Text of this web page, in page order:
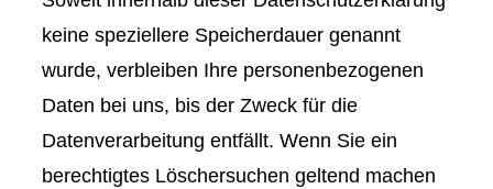
keine speziellere Speicherdauer genannt
wurde, verbleiben Ihre personenbezogenen
Daten bei uns, bis der Zweck für die
Datenverarbeitung entfällt. Wenn Sie ein
berechtigtes Löschersuchen geltend machen